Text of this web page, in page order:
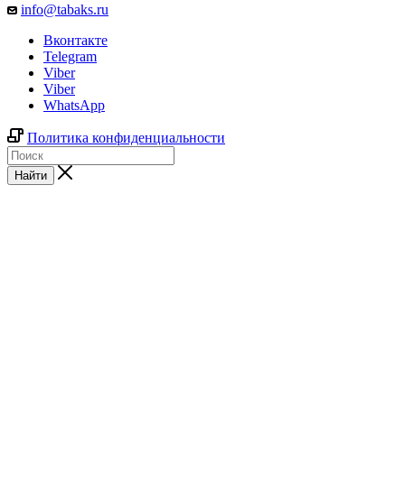
info@tabaks.ru
Вконтакте
Telegram
Viber
Viber
WhatsApp
Политика конфиденциальности
Найти